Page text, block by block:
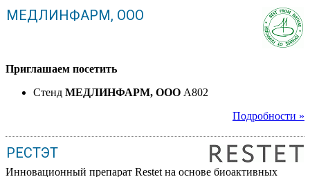
МЕДЛИНФАРМ, ООО
Приглашаем посетить
Стенд МЕДЛИНФАРМ, ООО A802
Подробности »
РЕСТЭТ
Инновационный препарат Restet на основе биоактивных